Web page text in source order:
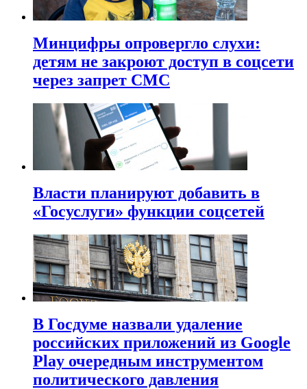
Минцифры опровергло слухи:
детям не закроют доступ в соцсети
через запрет СМС
Власти планируют добавить в
«Госуслуги» функции соцсетей
В Госдуме назвали удаление
российских приложений из Google
Play очередным инструментом
политического давления